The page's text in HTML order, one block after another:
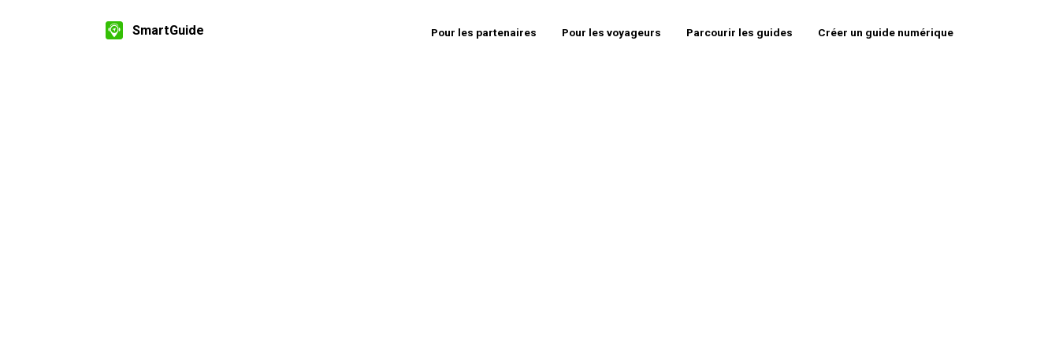
SmartGuide Pour les partenaires Pour les voyageurs Parcourir les guides Créer un guide numérique